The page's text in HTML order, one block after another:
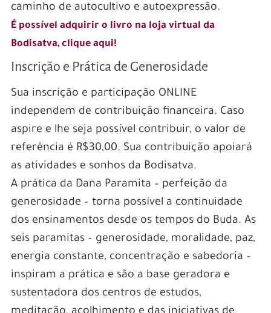
caminho de autocultivo e autoexpressão.
É possível adquirir o livro na loja virtual da
Bodisatva, clique aqui!
Inscrição e Prática de Generosidade
Sua inscrição e participação ONLINE
independem de contribuição financeira. Caso
aspire e lhe seja possível contribuir, o valor de
referência é R$30,00. Sua contribuição apoiará
as atividades e sonhos da Bodisatva.
A prática da Dana Paramita – perfeição da
generosidade – torna possível a continuidade
dos ensinamentos desde os tempos do Buda. As
seis paramitas – generosidade, moralidade, paz,
energia constante, concentração e sabedoria –
inspiram a prática e são a base geradora e
sustentadora dos centros de estudos,